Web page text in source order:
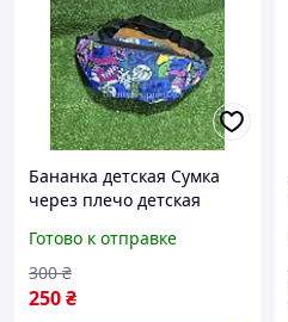
Бананка детская Сумка
через плечо детская
детская
Готово к отправке
250₴
300 ₴